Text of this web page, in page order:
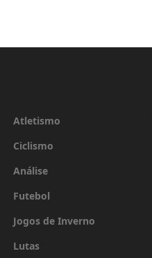
Atletismo
Ciclismo
Análise
Futebol
Jogos de Inverno
Lutas